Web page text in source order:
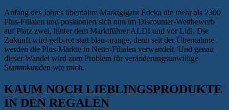
Anfang des Jahres übernahm Marktgigant Edeka die mehr als 2300
Plus-Filialen und positioniert sich nun im Discounter-Wettbewerb
auf Platz zwei, hinter dem Marktführer ALDI und vor Lidl. Die
Zukunft wird gelb-rot statt blau-orange, denn seit der Übernahme
werden die Plus-Märkte in Netto-Filialen verwandelt. Und genau
dieser Wandel wird zum Problem für veränderungsunwillige
Stammkunden wie mich.
KAUM NOCH LIEBLINGSPRODUKTE
IN DEN REGALEN